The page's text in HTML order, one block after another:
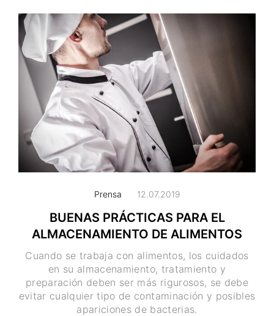
Prensa 12.07.2019
BUENAS PRÁCTICAS PARA EL
ALMACENAMIENTO DE ALIMENTOS
Cuando se trabaja con alimentos, los cuidados
en su almacenamiento, tratamiento y
preparación deben ser más rigurosos, se debe
evitar cualquier tipo de contaminación y posibles
apariciones de bacterias.